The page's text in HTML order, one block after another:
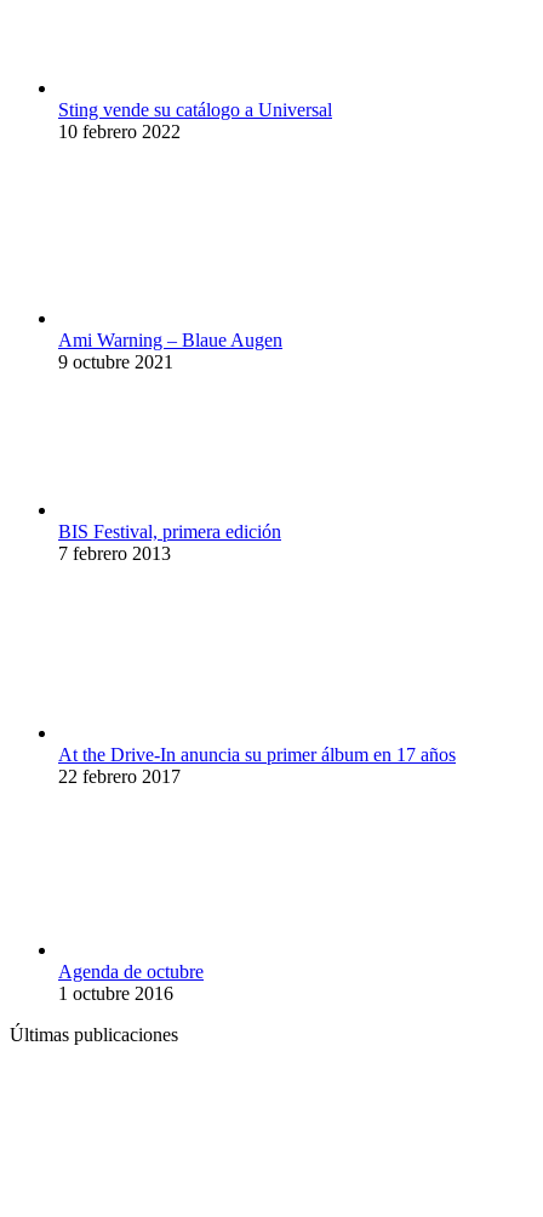
Sting vende su catálogo a Universal
10 febrero 2022
Ami Warning – Blaue Augen
9 octubre 2021
BIS Festival, primera edición
7 febrero 2013
At the Drive-In anuncia su primer álbum en 17 años
22 febrero 2017
Agenda de octubre
1 octubre 2016
Últimas publicaciones